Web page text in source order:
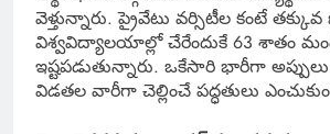
వెళ్తున్నారు. ప్రైవేటు వర్సిటీల కంటే
విశ్వవిద్యాలయాల్లో చేరేందుకే 63 శాతం
ఇష్టపడుతున్నారు. ఒకేసారి భారీగా
విడతల వారీగా చెల్లించే పద్ధతులు